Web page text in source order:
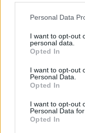
Personal Data
I want to opt-out
personal data.
Opted In
I want to opt-out
Personal Data.
Opted In
I want to opt-out
Personal Data
Opted In